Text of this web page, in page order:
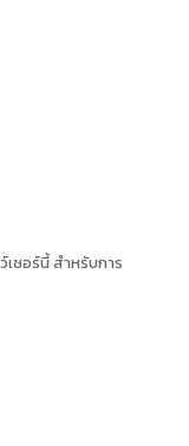
เซอร์นี้ สำหรับการ